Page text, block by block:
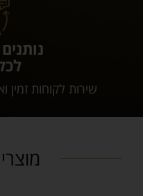
שירות לקוחות